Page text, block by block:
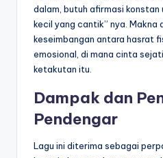
dalam, butuh afirmasi konstan
kecil yang cantik” nya. Makna
keseimbangan antara hasrat
emosional, di mana cinta
ketakutan itu.
Dampak dan
Pendengar
Lagu ini diterima sebagai